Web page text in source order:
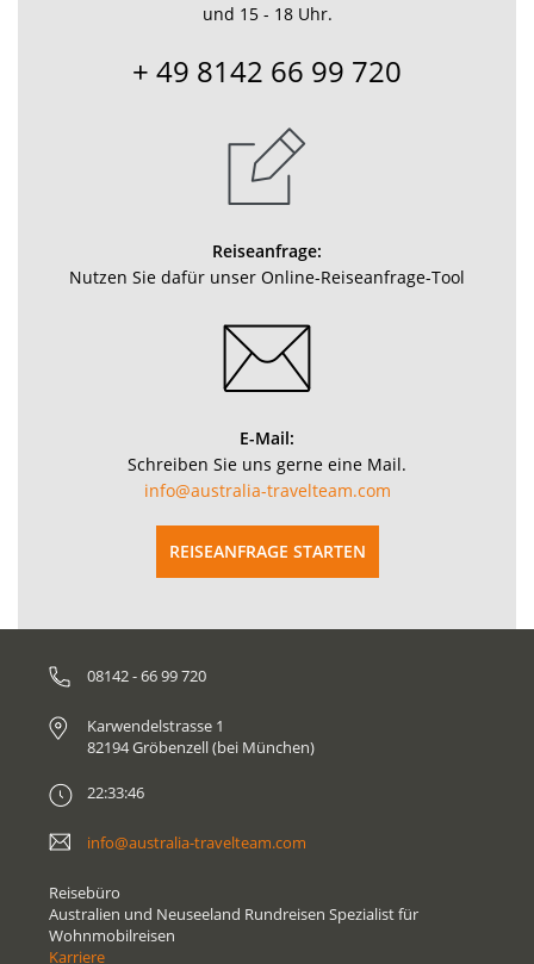
und 15 - 18 Uhr.
+ 49 8142 66 99 720
Reiseanfrage:
Nutzen Sie dafür unser Online-Reiseanfrage-Tool
E-Mail:
Schreiben Sie uns gerne eine Mail.
info@australia-travelteam.com
REISEANFRAGE STARTEN
08142 - 66 99 720
Karwendelstrasse 1
82194 Gröbenzell (bei München)
22:33:46
info@australia-travelteam.com
Reisebüro
Australien und Neuseeland Rundreisen Spezialist für
Wohnmobilreisen
Karriere